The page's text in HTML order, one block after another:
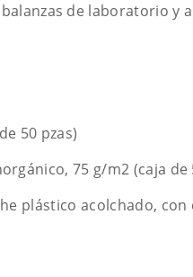
de laboratorio y
50 pzas)
75 g/m2 (caja de
plástico acolchado, con